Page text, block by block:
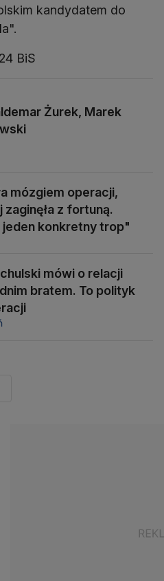
kandydatem do
BiS
Żurek, Marek
mózgiem operacji,
zaginęła z fortuną.
konkretny trop"
mówi o relacji
bratem. To polityk